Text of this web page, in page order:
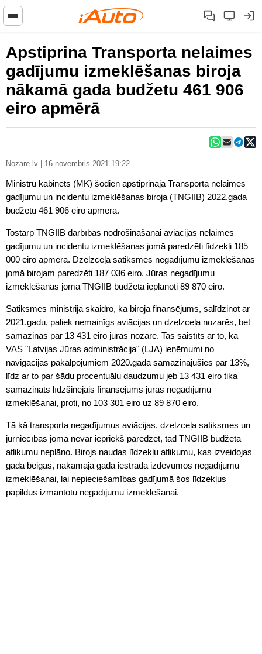
Apstiprina Transporta nelaimes
gadījumu izmeklēšanas biroja
nākamā gada budžetu 461 906
eiro apmērā
Nozare.lv | 16.novembris 2021 19:22
Ministru kabinets (MK) šodien apstiprināja Transporta nelaimes
gadījumu un incidentu izmeklēšanas biroja (TNGIIB) 2022.gada
budžetu 461 906 eiro apmērā.
Tostarp TNGIIB darbības nodrošināšanai aviācijas nelaimes
gadījumu un incidentu izmeklēšanas jomā paredzēti līdzekļi 185
000 eiro apmērā. Dzelzceļa satiksmes negadījumu izmeklēšanas
jomā birojam paredzēti 187 036 eiro. Jūras negadījumu
izmeklēšanas jomā TNGIIB budžetā ieplānoti 89 870 eiro.
Satiksmes ministrija skaidro, ka biroja finansējums, salīdzinot ar
2021.gadu, paliek nemainīgs aviācijas un dzelzceļa nozarēs, bet
samazinās par 13 431 eiro jūras nozarē. Tas saistīts ar to, ka
VAS "Latvijas Jūras administrācija" (LJA) ieņēmumi no
navigācijas pakalpojumiem 2020.gadā samazinājušies par 13%,
līdz ar to par šādu procentuālu daudzumu jeb 13 431 eiro tika
samazināts līdzšinējais finansējums jūras negadījumu
izmeklēšanai, proti, no 103 301 eiro uz 89 870 eiro.
Tā kā transporta negadījumus aviācijas, dzelzceļa satiksmes un
jūrniecības jomā nevar iepriekš paredzēt, tad TNGIIB budžeta
atlikumu neplāno. Birojs naudas līdzekļu atlikumu, kas izveidojas
gada beigās, nākamajā gadā iestrādā izdevumos negadījumu
izmeklēšanai, lai nepieciešamības gadījumā šos līdzekļus
papildus izmantotu negadījumu izmeklēšanai.